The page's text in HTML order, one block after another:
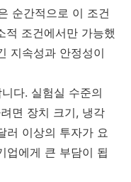
순간적으로 이 조건
적 조건에서만 가능했
지속성과 안정성이
다. 실험실 수준의
면 장치 크기, 냉각
러 이상의 투자가 요
업에게 큰 부담이 됩